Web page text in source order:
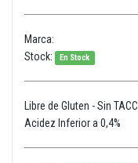
Marca:
Stock:
En Stock
Libre de Gluten - Sin
Acidez Inferior a 0,4%